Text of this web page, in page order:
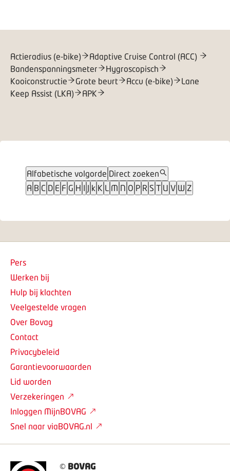
Actieradius (e-bike)
Adaptive Cruise Control (ACC)
Bandenspanningsmeter
Hygroscopisch
Kooiconstructie
Grote beurt Accu (e-bike)
Lane
Keep Assist (LKA)
APK
Alfabetische volgorde Direct zoeken
A B C D E F G H I J k K L M N O P R S T U V W Z
© BOVAG
Pers
Werken bij
Hulp bij klachten
Veelgestelde vragen
Over Bovag
Contact
Privacybeleid
Garantievoorwaarden
Lid worden
Verzekeringen
Inloggen MijnBOVAG
Snel naar viaBOVAG.nl